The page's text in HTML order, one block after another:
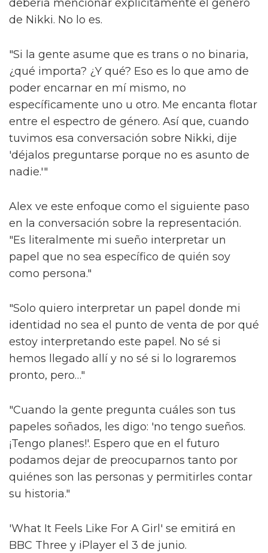
debería mencionar explícitamente el género
de Nikki. No lo es.
"Si la gente asume que es trans o no binaria,
¿qué importa? ¿Y qué? Eso es lo que amo de
poder encarnar en mí mismo, no
específicamente uno u otro. Me encanta flotar
entre el espectro de género. Así que, cuando
tuvimos esa conversación sobre Nikki, dije
'déjalos preguntarse porque no es asunto de
nadie.'"
Alex ve este enfoque como el siguiente paso
en la conversación sobre la representación.
"Es literalmente mi sueño interpretar un
papel que no sea específico de quién soy
como persona."
"Solo quiero interpretar un papel donde mi
identidad no sea el punto de venta de por qué
estoy interpretando este papel. No sé si
hemos llegado allí y no sé si lo lograremos
pronto, pero…"
"Cuando la gente pregunta cuáles son tus
papeles soñados, les digo: 'no tengo sueños.
¡Tengo planes!'. Espero que en el futuro
podamos dejar de preocuparnos tanto por
quiénes son las personas y permitirles contar
su historia."
'What It Feels Like For A Girl' se emitirá en
BBC Three y iPlayer el 3 de junio.